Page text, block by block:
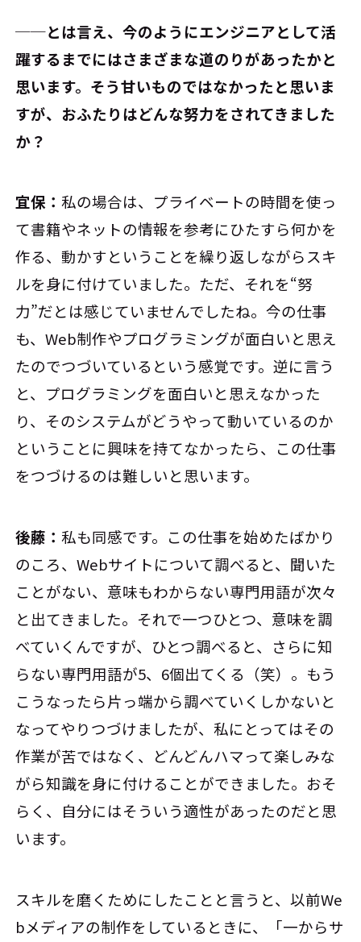
──とは言え、今のようにエンジニアとして活
躍するまでにはさまざまな道のりがあったかと
思います。そう甘いものではなかったと思いま
すが、おふたりはどんな努力をされてきました
か？
宜保： 私の場合は、プライベートの時間を使っ
て書籍やネットの情報を参考にひたすら何かを
作る、動かすということを繰り返しながらスキ
ルを身に付けていました。ただ、それを“努
力”だとは感じていませんでしたね。今の仕事
も、Web制作やプログラミングが面白いと思え
たのでつづいているという感覚です。逆に言う
と、プログラミングを面白いと思えなかった
り、そのシステムがどうやって動いているのか
ということに興味を持てなかったら、この仕事
をつづけるのは難しいと思います。
後藤： 私も同感です。この仕事を始めたばかり
のころ、Webサイトについて調べると、聞いた
ことがない、意味もわからない専門用語が次々
と出てきました。それで一つひとつ、意味を調
べていくんですが、ひとつ調べると、さらに知
らない専門用語が5、6個出てくる（笑）。もう
こうなったら片っ端から調べていくしかないと
なってやりつづけましたが、私にとってはその
作業が苦ではなく、どんどんハマって楽しみな
がら知識を身に付けることができました。おそ
らく、自分にはそういう適性があったのだと思
います。
スキルを磨くためにしたことと言うと、以前We
bメディアの制作をしているときに、「一からサ